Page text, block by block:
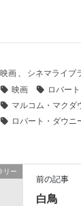
映画 、 シネマライブ
映画 ロバー
マルコム・マクダ
ロバート・ダウニ
リー
前の記事
白鳥